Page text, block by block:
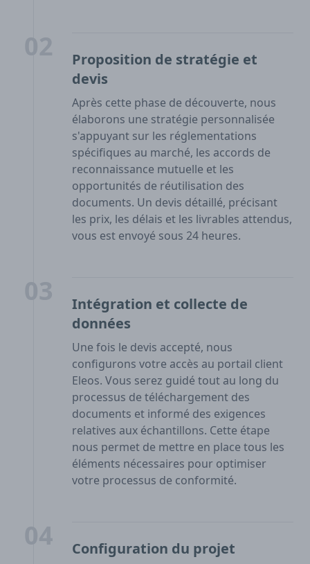
Proposition de stratégie et
devis
Après cette phase de découverte, nous
élaborons une stratégie personnalisée
s'appuyant sur les réglementations
spécifiques au marché, les accords de
reconnaissance mutuelle et les
opportunités de réutilisation des
documents. Un devis détaillé, précisant
les prix, les délais et les livrables attendus,
vous est envoyé sous 24 heures.
Intégration et collecte de
données
Une fois le devis accepté, nous
configurons votre accès au portail client
Eleos. Vous serez guidé tout au long du
processus de téléchargement des
documents et informé des exigences
relatives aux échantillons. Cette étape
nous permet de mettre en place tous les
éléments nécessaires pour optimiser
votre processus de conformité.
Configuration du projet